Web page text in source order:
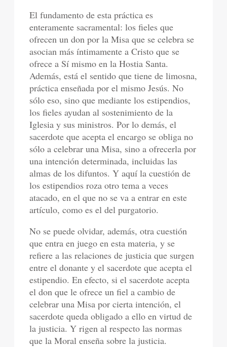
El fundamento de esta práctica es
enteramente sacramental: los fieles que
ofrecen un don por la Misa que se celebra se
asocian más íntimamente a Cristo que se
ofrece a Sí mismo en la Hostia Santa.
Además, está el sentido que tiene de limosna,
práctica enseñada por el mismo Jesús. No
sólo eso, sino que mediante los estipendios,
los fieles ayudan al sostenimiento de la
Iglesia y sus ministros. Por lo demás, el
sacerdote que acepta el encargo se obliga no
sólo a celebrar una Misa, sino a ofrecerla por
una intención determinada, incluidas las
almas de los difuntos. Y aquí la cuestión de
los estipendios roza otro tema a veces
atacado, en el que no se va a entrar en este
artículo, como es el del purgatorio.
No se puede olvidar, además, otra cuestión
que entra en juego en esta materia, y se
refiere a las relaciones de justicia que surgen
entre el donante y el sacerdote que acepta el
estipendio. En efecto, si el sacerdote acepta
el don que le ofrece un fiel a cambio de
celebrar una Misa por cierta intención, el
sacerdote queda obligado a ello en virtud de
la justicia. Y rigen al respecto las normas
que la Moral enseña sobre la justicia.